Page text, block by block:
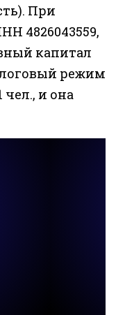
При
4826043559,
капитал
режим
чел., и она